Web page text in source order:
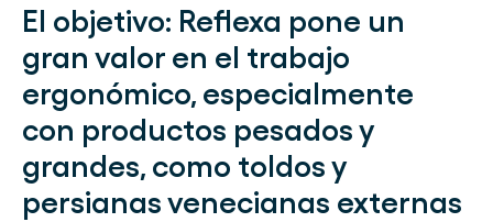
El objetivo: Reflexa pone un
gran valor en el trabajo
ergonómico, especialmente
con productos pesados y
grandes, como toldos y
persianas venecianas externas